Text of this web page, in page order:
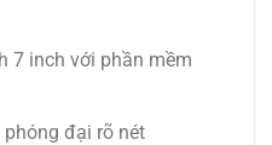
7 inch với phần mềm
đại rõ nét